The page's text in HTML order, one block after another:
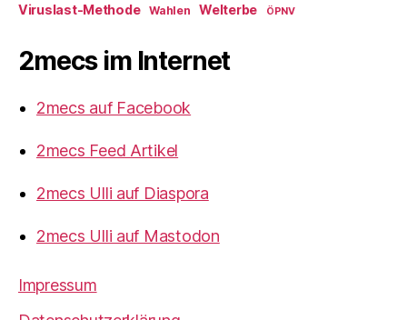
Viruslast-Methode Wahlen Welterbe ÖPNV
2mecs im Internet
2mecs auf Facebook
2mecs Feed Artikel
2mecs Ulli auf Diaspora
2mecs Ulli auf Mastodon
Impressum